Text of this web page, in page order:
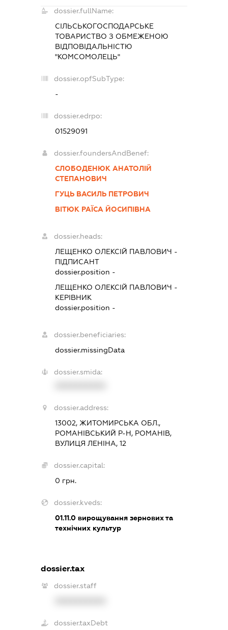
dossier.fullName:
СІЛЬСЬКОГОСПОДАРСЬКЕ
ТОВАРИСТВО З ОБМЕЖЕНОЮ
ВІДПОВІДАЛЬНІСТЮ
"КОМСОМОЛЕЦЬ"
dossier.opfSubType:
-
dossier.edrpo:
01529091
dossier.foundersAndBenef:
СЛОБОДЕНЮК АНАТОЛІЙ
СТЕПАНОВИЧ
ГУЦЬ ВАСИЛЬ ПЕТРОВИЧ
ВІТЮК РАЇСА ЙОСИПІВНА
dossier.heads:
ЛЕЩЕНКО ОЛЕКСІЙ ПАВЛОВИЧ -
ПІДПИСАНТ
dossier.position -
ЛЕЩЕНКО ОЛЕКСІЙ ПАВЛОВИЧ -
КЕРІВНИК
dossier.position -
dossier.beneficiaries:
dossier.missingData
dossier.smida:
dossier.address:
13002, ЖИТОМИРСЬКА ОБЛ.,
РОМАНІВСЬКИЙ Р-Н, РОМАНІВ,
ВУЛИЦЯ ЛЕНІНА, 12
dossier.capital:
0 грн.
dossier.kveds:
01.11.0вирощування зернових та
технічних культур
dossier.tax
dossier.staff
dossier.taxDebt